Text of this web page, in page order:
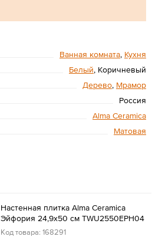
Ванная комната, Кухня
Белый, Коричневый
Дерево, Мрамор
Россия
Alma Ceramica
Матовая
Настенная плитка Alma Ceramica
Эйфория 24,9x50 см TWU2550EPH04
Код товара: 168291